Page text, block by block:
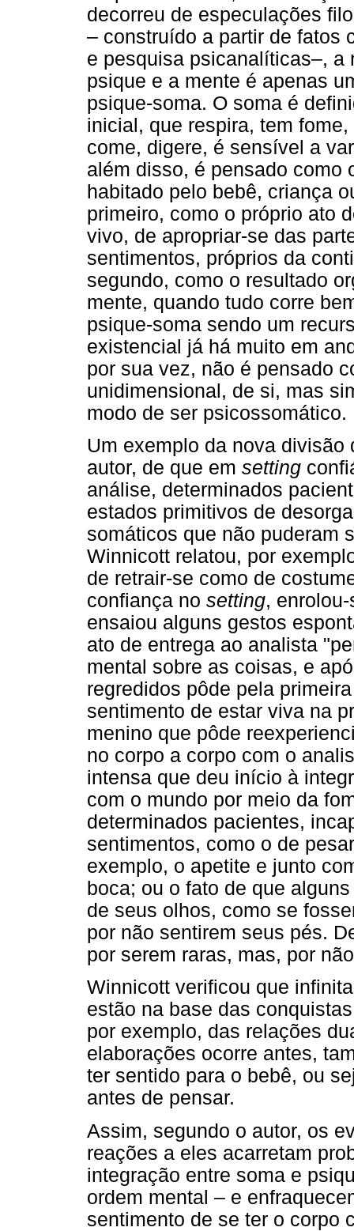
decorreu de especulações
– construído a partir de fatos
e pesquisa psicanalíticas–, a
psique e a mente é apenas
psique-soma. O soma é
inicial, que respira, tem
come, digere, é sensível a
além disso, é pensado como
habitado pelo bebê, criança
primeiro, como o próprio ato
vivo, de apropriar-se das
sentimentos, próprios da
segundo, como o resultado
mente, quando tudo corre
psique-soma sendo um
existencial já há muito em
por sua vez, não é pensado
unidimensional, de si, mas
modo de ser psicossomático.
Um exemplo da nova
autor, de que em setting
análise, determinados
estados primitivos de
somáticos que não puderam
Winnicott relatou, por
de retrair-se como de
confiança no setting,
ensaiou alguns gestos
ato de entrega ao analista
mental sobre as coisas, e
regredidos pôde pela
sentimento de estar viva na
menino que pôde
no corpo a corpo com o
intensa que deu início à
com o mundo por meio da
determinados pacientes,
sentimentos, como o de
exemplo, o apetite e junto
boca; ou o fato de que
de seus olhos, como se
por não sentirem seus pés.
por serem raras, mas, por
Winnicott verificou que
estão na base das
por exemplo, das relações
elaborações ocorre antes,
ter sentido para o bebê, ou
antes de pensar.
Assim, segundo o autor, os
reações a eles acarretam
integração entre soma e
ordem mental – e
sentimento de se ter o corpo